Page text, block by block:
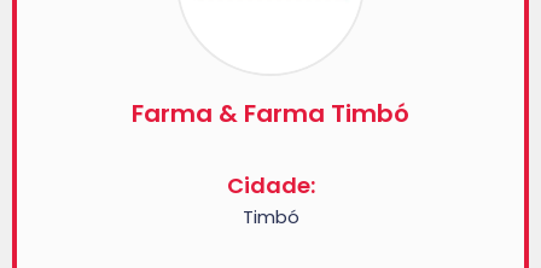
Farma & Farma Timbó
Cidade:
Timbó